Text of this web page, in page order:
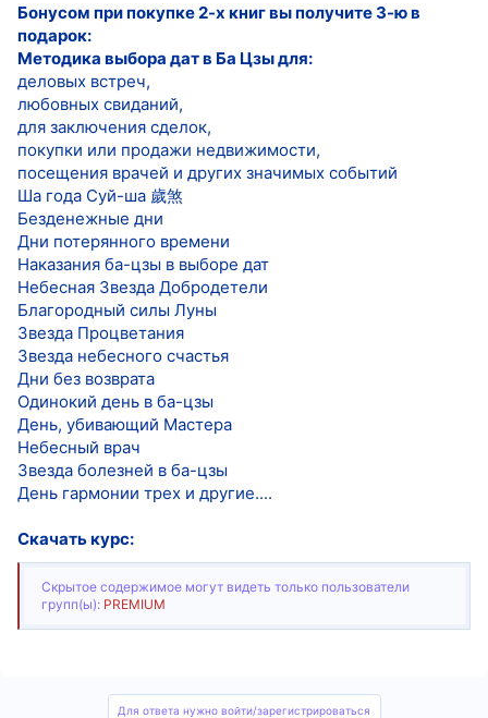
Бонусом при покупке 2-х книг вы получите 3-ю в
подарок:
Методика выбора дат в Ба Цзы для:
деловых встреч,
любовных свиданий,
для заключения сделок,
покупки или продажи недвижимости,
посещения врачей и других значимых событий
Ша года Суй-ша 歲煞
Безденежные дни
Дни потерянного времени
Наказания ба-цзы в выборе дат
Небесная Звезда Добродетели
Благородный силы Луны
Звезда Процветания
Звезда небесного счастья
Дни без возврата
Одинокий день в ба-цзы
День, убивающий Мастера
Небесный врач
Звезда болезней в ба-цзы
День гармонии трех и другие....
Скачать курс:
Скрытое содержимое могут видеть только пользователи
групп(ы): PREMIUM
Для ответа нужно войти/зарегистрироваться